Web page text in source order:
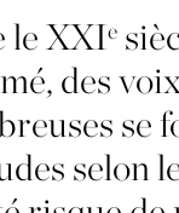
le XXIe
des
se
selon